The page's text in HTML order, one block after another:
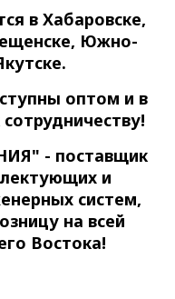
в Хабаровске,
Южно-
оптом и в
- поставщик
и
систем,
на всей
Востока!